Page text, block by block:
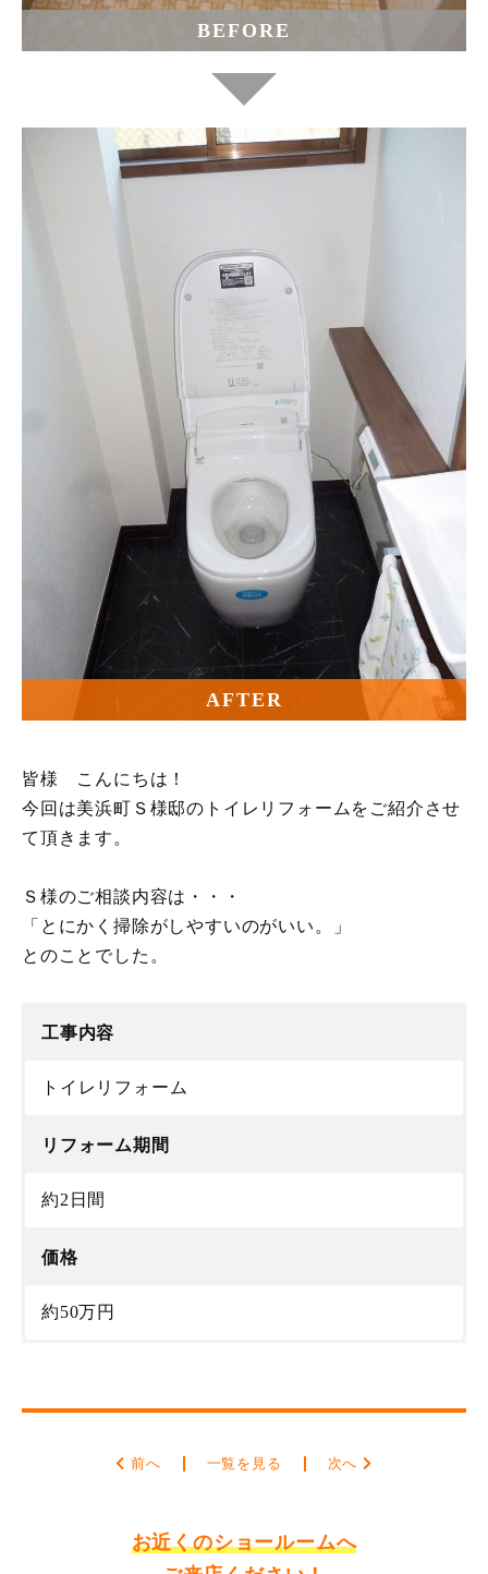
BEFORE
AFTER
皆様 こんにちは！
今回は美浜町Ｓ様邸のトイレリフォームをご紹介させ
て頂きます。
Ｓ様のご相談内容は・・・
「とにかく掃除がしやすいのがいい。」
とのことでした。
工事内容
トイレリフォーム
リフォーム期間
約2日間
価格
約50万円
前へ 一覧を見る 次へ
お近くのショールームへ